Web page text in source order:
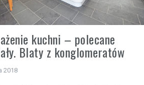
kuchni – polecane
Blaty z konglomeratów
2018